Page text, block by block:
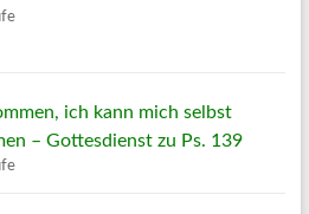
ich kann mich selbst
– Gottesdienst zu Ps. 139